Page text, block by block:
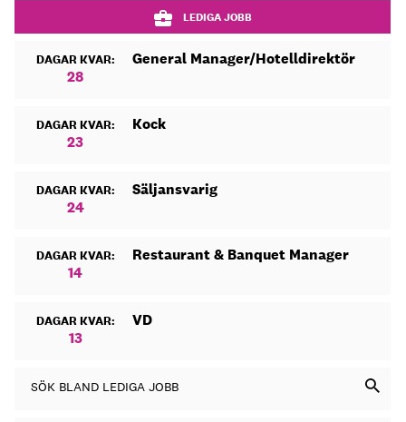
LEDIGA JOBB
DAGAR KVAR:
28
General Manager/Hotelldirektör
DAGAR KVAR:
23
Kock
DAGAR KVAR:
24
Säljansvarig
DAGAR KVAR:
14
Restaurant & Banquet Manager
DAGAR KVAR:
13
VD
SÖK BLAND LEDIGA JOBB